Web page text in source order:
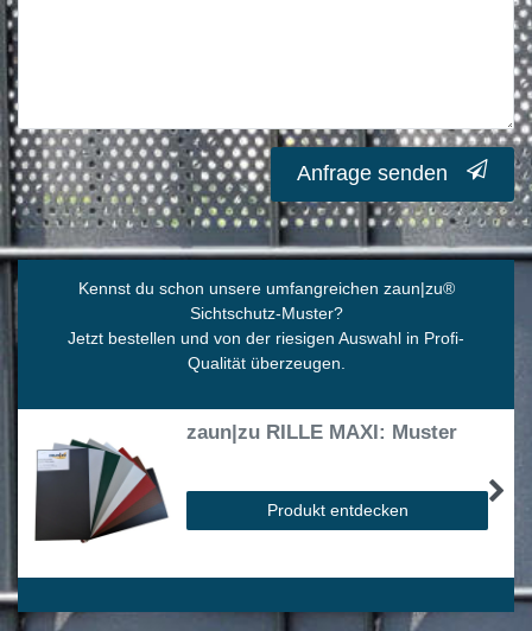
Anfrage senden
Kennst du schon unsere umfangreichen zaun|zu®
Sichtschutz-Muster?
Jetzt bestellen und von der riesigen Auswahl in Profi-
Qualität überzeugen.
zaun|zu RILLE MAXI: Muster
Produkt entdecken